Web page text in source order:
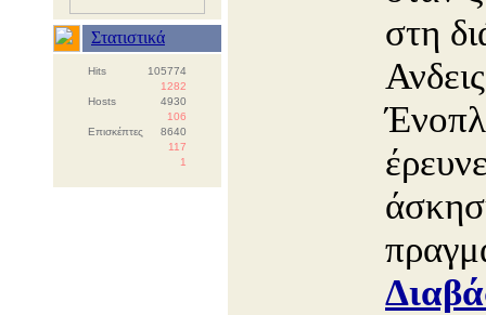
Στατιστικά
Hits
105774
1282
Hosts
4930
106
Επισκέπτες
8640
117
1
στη